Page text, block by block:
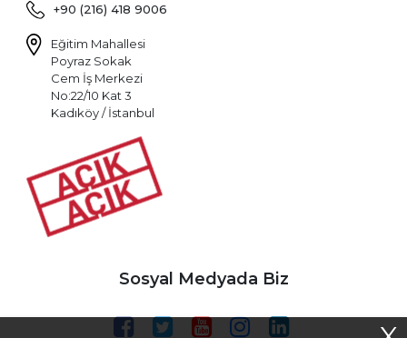
+90 (216) 418 9006
Eğitim Mahallesi
Poyraz Sokak
Cem İş Merkezi
No:22/10 Kat 3
Kadıköy / İstanbul
Sosyal Medyada Biz